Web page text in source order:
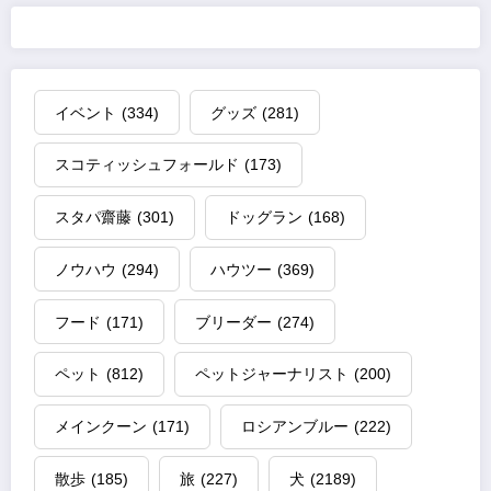
イベント (334) グッズ (281)
スコティッシュフォールド (173)
スタパ齋藤 (301) ドッグラン (168)
ノウハウ (294) ハウツー (369)
フード (171) ブリーダー (274)
ペット (812) ペットジャーナリスト (200)
メインクーン (171) ロシアンブルー (222)
散歩 (185) 旅 (227) 犬 (2189)